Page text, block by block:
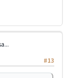
#13